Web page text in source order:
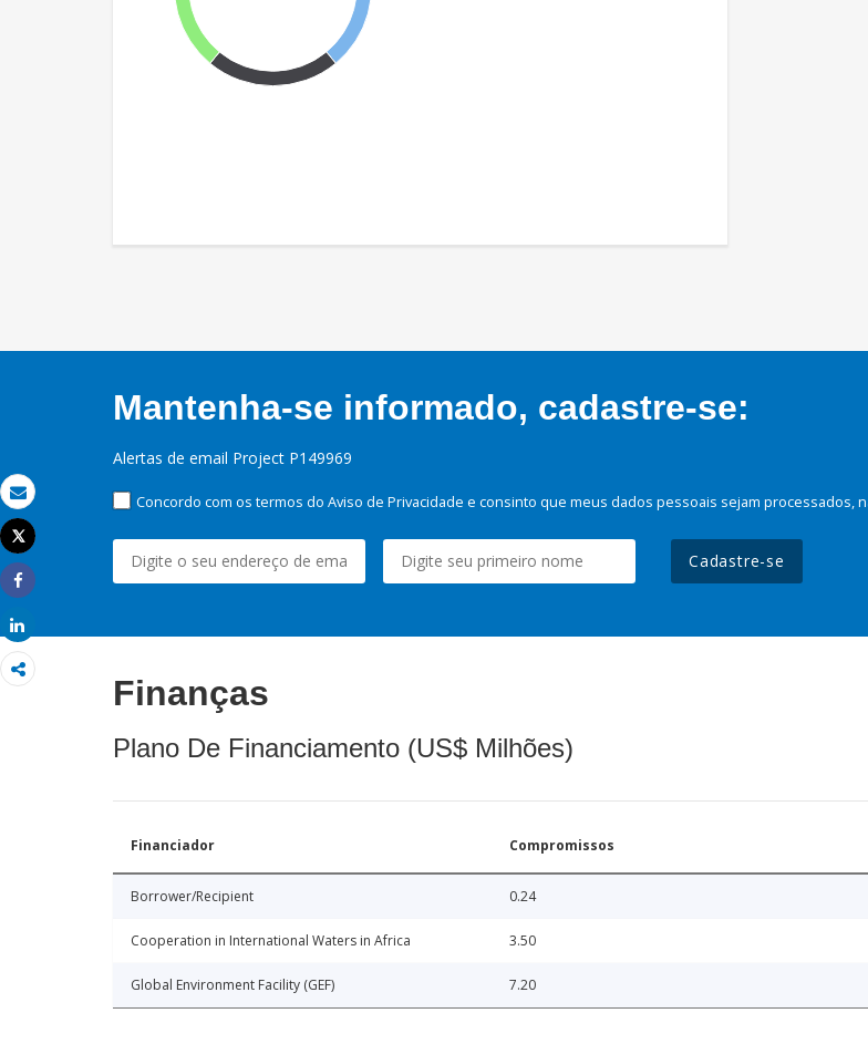
Email
Imprimir
Tweet
Share
Mantenha-se informado, cadastre-se:
Alertas de email Project P149969
Concordo com os termos do Aviso de Privacidade e consinto que meus dados pessoais sejam processados,
Cadastre-se
Finanças
Plano De Financiamento (US$ Milhões)
Financiador Compromissos
Borrower/Recipient 0.24
Cooperation in International Waters in Africa 3.50
Global Environment Facility (GEF) 7.20